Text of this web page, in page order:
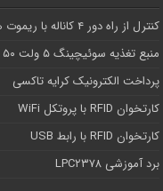
کنترل از راه دور ۴ کاناله با ریموت های کدلرن
منبع تغذیه سوئیچینگ ۵ ولت ۵۰ آمپر
پرداخت الکترونیک کرایه تاکسی
کارتخوان RFID با پروتکل WiFi
کارتخوان RFID با رابط USB
برد آموزشی LPC۲۳۷۸